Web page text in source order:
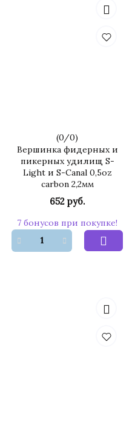
(0/0)
Вершинка фидерных и
пикерных удилищ S-
Light и S-Canal 0,5oz
carbon 2,2мм
652 руб.
7 бонусов при покупке!